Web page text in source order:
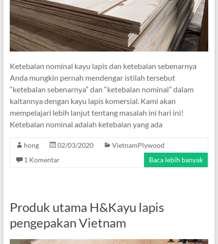
Ketebalan nominal kayu lapis dan ketebalan sebenarnya
Anda mungkin pernah mendengar istilah tersebut
“ketebalan sebenarnya” dan “ketebalan nominal” dalam
kaitannya dengan kayu lapis komersial. Kami akan
mempelajari lebih lanjut tentang masalah ini hari ini!
Ketebalan nominal adalah ketebalan yang ada
hong 02/03/2020
VietnamPlywood
1 Komentar
Baca lebih banyak
Produk utama H&Kayu lapis
pengepakan Vietnam